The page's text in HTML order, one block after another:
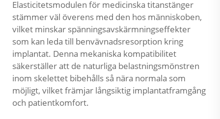
Elasticitetsmodulen för medicinska titanstänger
stämmer väl överens med den hos människoben,
vilket minskar spänningsavskärmningseffekter
som kan leda till benvävnadsresorption kring
implantat. Denna mekaniska kompatibilitet
säkerställer att de naturliga belastningsmönstren
inom skelettet bibehålls så nära normala som
möjligt, vilket främjar långsiktig implantatframgång
och patientkomfort.